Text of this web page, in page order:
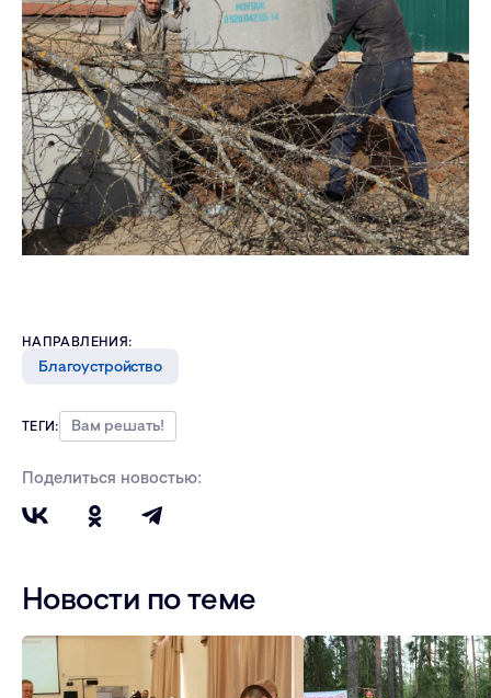
НАПРАВЛЕНИЯ:
Благоустройство
ТЕГИ: Вам решать!
Поделиться новостью:
Новости по теме